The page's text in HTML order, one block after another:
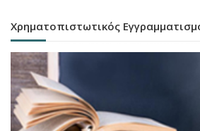
Χρηματοπιστωτικός